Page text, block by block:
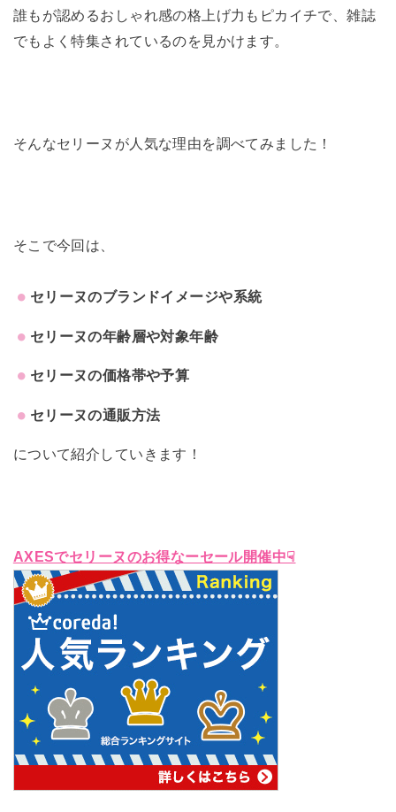
誰もが認めるおしゃれ感の格上げ力もピカイチで、雑誌
でもよく特集されているのを見かけます。
そんなセリーヌが人気な理由を調べてみました！
そこで今回は、
セリーヌのブランドイメージや系統
セリーヌの年齢層や対象年齢
セリーヌの価格帯や予算
セリーヌの通販方法
について紹介していきます！
AXESでセリーヌのお得なーセール開催中☟